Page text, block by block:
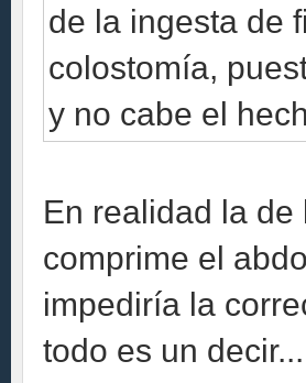
de la ingesta de
colostomía,
y no cabe el
En realidad la
comprime el
impediría la
todo es un decir...